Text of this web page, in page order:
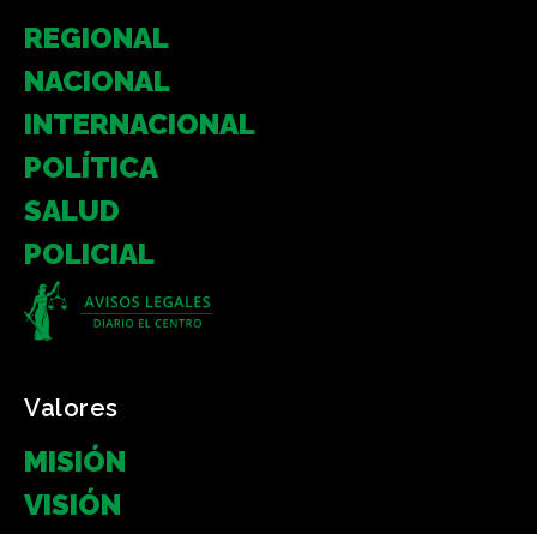
REGIONAL
NACIONAL
INTERNACIONAL
POLÍTICA
SALUD
POLICIAL
Valores
MISIÓN
VISIÓN